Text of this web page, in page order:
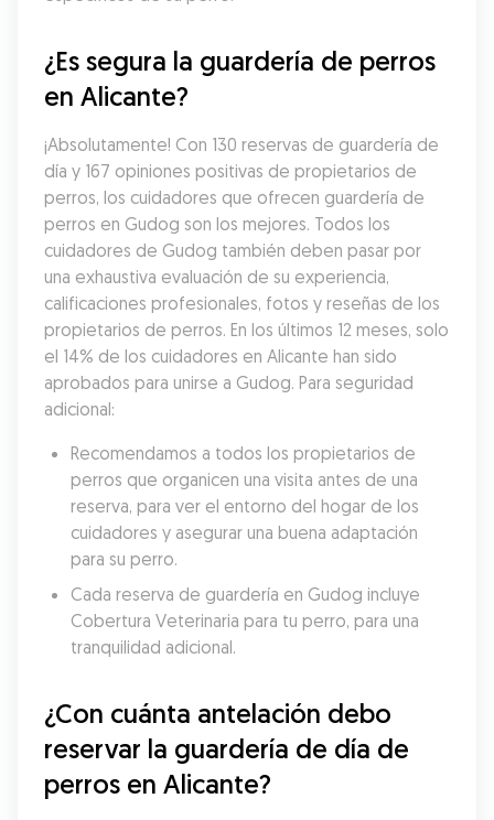
¿Es segura la guardería de perros
en Alicante?
¡Absolutamente! Con 130 reservas de guardería de
día y 167 opiniones positivas de propietarios de
perros, los cuidadores que ofrecen guardería de
perros en Gudog son los mejores. Todos los
cuidadores de Gudog también deben pasar por
una exhaustiva evaluación de su experiencia,
calificaciones profesionales, fotos y reseñas de los
propietarios de perros. En los últimos 12 meses, solo
el 14% de los cuidadores en Alicante han sido
aprobados para unirse a Gudog. Para seguridad
adicional:
Recomendamos a todos los propietarios de
perros que organicen una visita antes de una
reserva, para ver el entorno del hogar de los
cuidadores y asegurar una buena adaptación
para su perro.
Cada reserva de guardería en Gudog incluye
Cobertura Veterinaria para tu perro, para una
tranquilidad adicional.
¿Con cuánta antelación debo
reservar la guardería de día de
perros en Alicante?